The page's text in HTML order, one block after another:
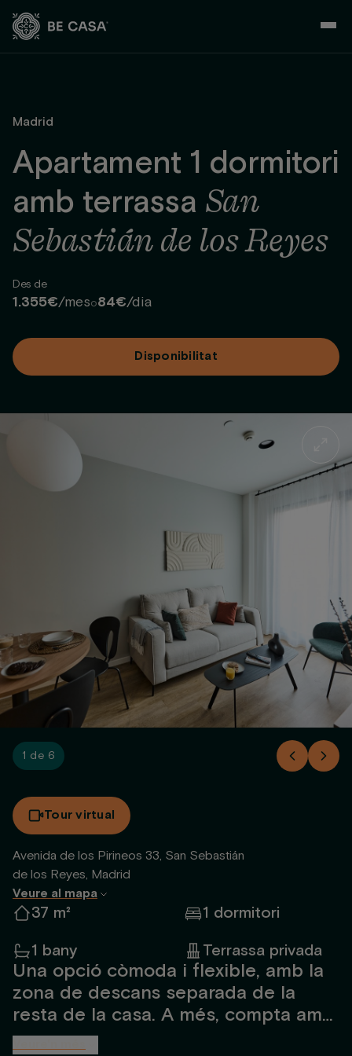
Madrid
Apartament 1 dormitori
amb terrassa San
Sebastián de los Reyes
Des de
1.355€/meso84€/dia
Disponibilitat
1 de 6
Tour virtual
Avenida de los Pirineos 33, San Sebastián
de los Reyes, Madrid
Veure al mapa
37 m²
1 dormitori
1 bany
Terrassa privada
Una opció còmoda i flexible, amb la
zona de descans separada de la
resta de la casa. A més, compta amb
una àmplia terrassa per gaudir en